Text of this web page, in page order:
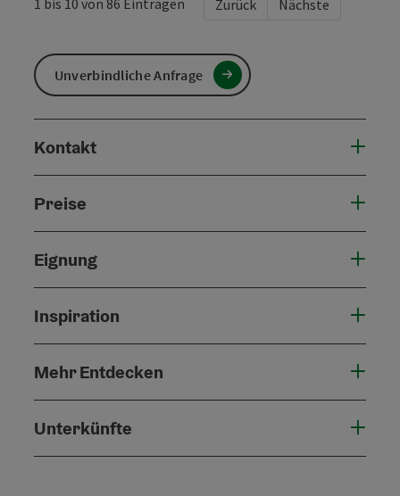
Zurück Nächste
Unverbindliche Anfrage
Kontakt
Preise
Eignung
Inspiration
Mehr Entdecken
Unterkünfte